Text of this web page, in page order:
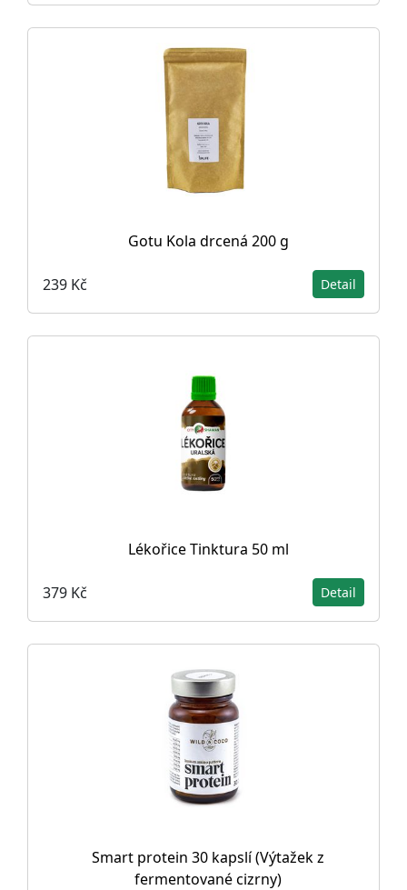
Gotu Kola drcená 200 g
239 Kč Detail
Lékořice Tinktura 50 ml
379 Kč Detail
Smart protein 30 kapslí (Výtažek z
fermentované cizrny)